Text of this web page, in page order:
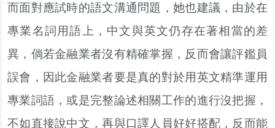
而面對應試時的語文溝通問題，她也建議，由於在
專業名詞用語上，中文與英文仍存在著相當的差
異，倘若金融業者沒有精確掌握，反而會讓評鑑員
誤會，因此金融業者要是真的對於用英文精準運用
專業詞語，或是完整論述相關工作的進行沒把握，
不如直接說中文，再與口譯人員好好搭配，反而能